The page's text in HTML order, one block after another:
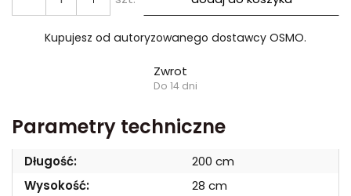
Kupujesz od autoryzowanego dostawcy OSMO.
Zwrot
Do 14 dni
Parametry techniczne
Długość:
200 cm
Wysokość:
28 cm